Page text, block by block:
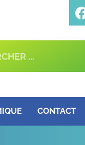
CONTACT